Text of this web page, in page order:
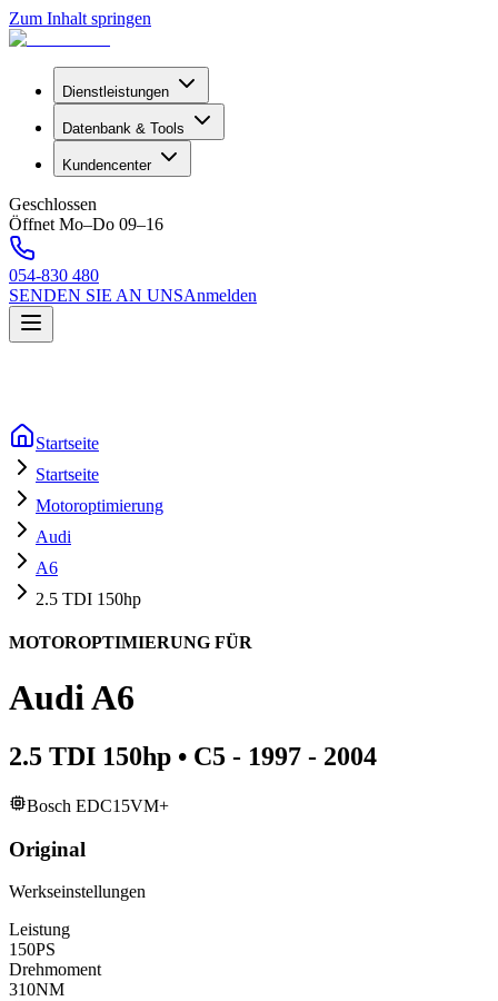
Zum Inhalt springen
Dienstleistungen
Datenbank & Tools
Kundencenter
Geschlossen
Öffnet Mo–Do 09–16
054-830 480
SENDEN SIE AN UNSAnmelden
Startseite
Startseite
Motoroptimierung
Audi
A6
2.5 TDI 150hp
MOTOROPTIMIERUNG FÜR
AudiA6
2.5 TDI 150hp • C5 - 1997 - 2004
Bosch EDC15VM+
Original
Werkseinstellungen
Leistung
150PS
Drehmoment
310NM